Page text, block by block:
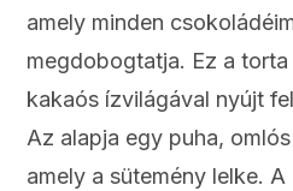
amely minden
megdobogtatja. Ez a
kakaós ízvilágával nyújt
Az alapja egy puha,
amely a sütemény lelke.